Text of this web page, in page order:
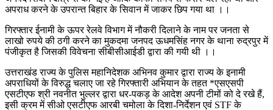
अपराध करने के उपरान्त बिहार के सिवान में जाकर छिप गया था ।।
गिरफ्तार ईनामी के ऊपर रेलवे विभाग में नौकरी दिलाने के नाम पर जनता से
लाखो रुपये की ठगी करने का मुकदमा जनपद ऊधमसिंह नगर के थाना रुद्रपुर में
पंजीकृत है जिसकी विवेचना सीबीसीआईडी द्वारा की गयी थी ।।
उत्तराखंड राज्य के पुलिस महानिदेशक अभिनव कुमार द्वारा राज्य के इनामी
अपराधियों के विरुद्ध चलाए जा रहे गिरफ्तारी अभियान के तहत *एसएसपी
एसटीएफ श्री नवनीत भुल्लर द्वारा धर-पकड़ के आदेश अपनी टीमों को दे रखे हैं,
इसी क्रम में सीओ एसटीएफ आरबी चमोला के दिशा-निर्देशन एवं STF के